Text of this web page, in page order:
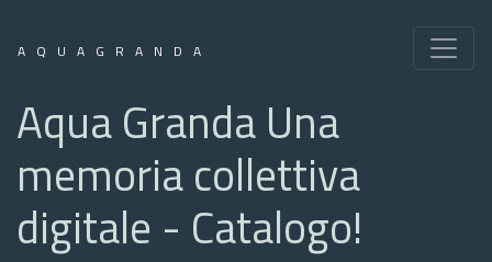
AQUAGRANDA
Aqua Granda Una
memoria collettiva
digitale - Catalogo!